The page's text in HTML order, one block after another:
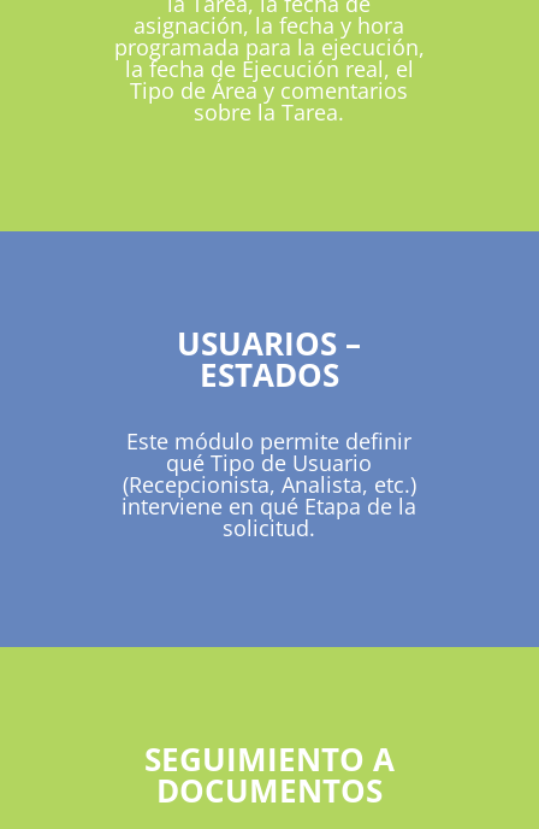
asignación, la fecha y hora
programada para la ejecución,
la fecha de Ejecución real, el
Tipo de Área y comentarios
sobre la Tarea.
USUARIOS –
ESTADOS
Este módulo permite definir
qué Tipo de Usuario
(Recepcionista, Analista, etc.)
interviene en qué Etapa de la
solicitud.
SEGUIMIENTO A
DOCUMENTOS